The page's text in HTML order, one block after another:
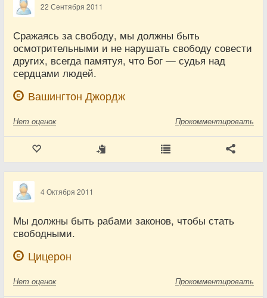
22 Сентября 2011
Сражаясь за свободу, мы должны быть
осмотрительными и не нарушать свободу совести
других, всегда памятуя, что Бог — судья над
сердцами людей.
Вашингтон Джордж
Нет оценок Прокомментировать
4 Октября 2011
Мы должны быть рабами законов, чтобы стать
свободными.
Цицерон
Нет оценок Прокомментировать